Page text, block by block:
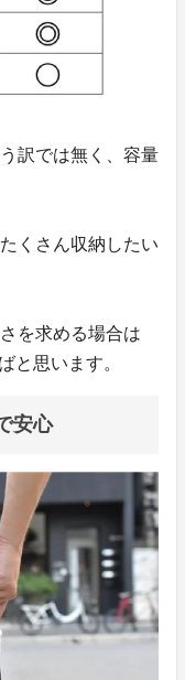
訳では無く、容量
くさん収納したい
を求める場合は
と思います。
安心